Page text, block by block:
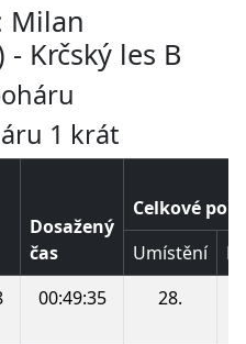
Milan
- Krčský les B
1 krát
Dosažený
čas
Celkové
Umístění
00:49:35 28.